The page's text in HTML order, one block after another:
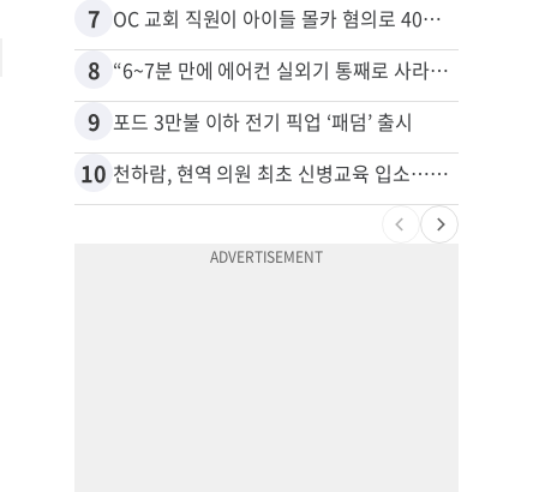
7 OC 교회 직원이 아이들 몰카 혐의로 40년형
8 “6~7분 만에 에어컨 실외기 통째로 사라졌다” 애틀랜타서 실외기 도난 급증
9 포드 3만불 이하 전기 픽업 ‘패덤’ 출시
10 천하람, 현역 의원 최초 신병교육 입소…논산서 2박3일 생활